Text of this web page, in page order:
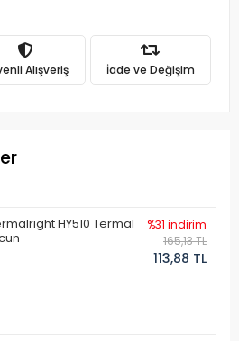
Alışveriş İade ve Değişim
HY510 Termal
%31 indirim
165,13 TL
113,88 TL